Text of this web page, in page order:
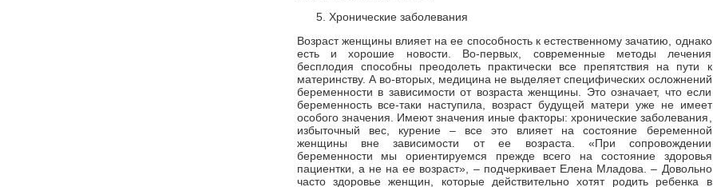
Хронические заболевания
Возраст женщины влияет на ее способность к естественному зачатию, однако
есть и хорошие новости. Во-первых, современные методы лечения
бесплодия способны преодолеть практически все препятствия на пути к
материнству. А во-вторых, медицина не выделяет специфических осложнений
беременности в зависимости от возраста женщины. Это означает, что если
беременность все-таки наступила, возраст будущей матери уже не имеет
особого значения. Имеют значения иные факторы: хронические заболевания,
избыточный вес, курение – все это влияет на состояние беременной
женщины вне зависимости от ее возраста. «При сопровождении
беременности мы ориентируемся прежде всего на состояние здоровья
пациентки, а не на ее возраст», – подчеркивает Елена Младова. – Довольно
часто здоровье женщин, которые действительно хотят родить ребенка в